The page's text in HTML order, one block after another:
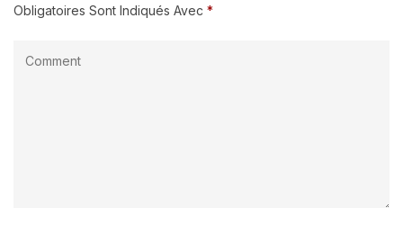
Obligatoires Sont Indiqués Avec *